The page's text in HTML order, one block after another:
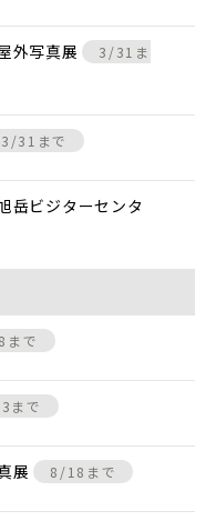
外写真展
3/31ま
3/31まで
岳ビジターセンタ
まで
まで
展 8/18まで